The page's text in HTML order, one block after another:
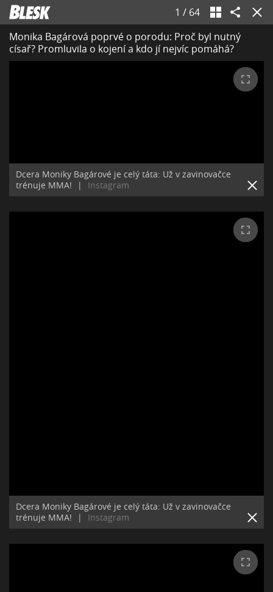
1 / 64
Monika Bagárová poprvé o porodu: Proč byl nutný
císař? Promluvila o kojení a kdo jí nejvíc pomáhá?
Dcera Moniky Bagárové je celý táta: Už v zavinovačce
trénuje MMA!
| Instagram
Dcera Moniky Bagárové je celý táta: Už v zavinovačce
trénuje MMA!
| Instagram